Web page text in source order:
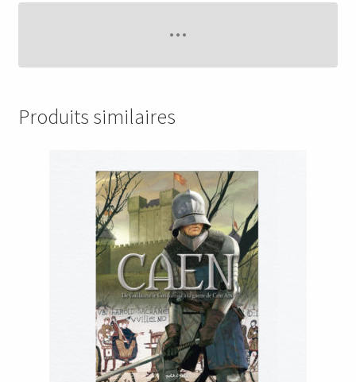
Produits similaires